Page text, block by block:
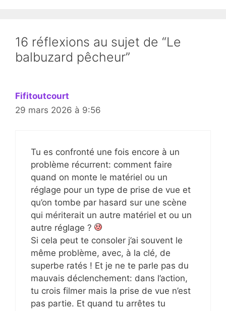
16 réflexions au sujet de “Le
balbuzard pêcheur”
Fifitoutcourt
29 mars 2026 à 9:56
Tu es confronté une fois encore à un
problème récurrent: comment faire
quand on monte le matériel ou un
réglage pour un type de prise de vue et
qu’on tombe par hasard sur une scène
qui mériterait un autre matériel et ou un
autre réglage ?
Si cela peut te consoler j’ai souvent le
même problème, avec, à la clé, de
superbe ratés ! Et je ne te parle pas du
mauvais déclenchement: dans l’action,
tu crois filmer mais la prise de vue n’est
pas partie. Et quand tu arrêtes tu